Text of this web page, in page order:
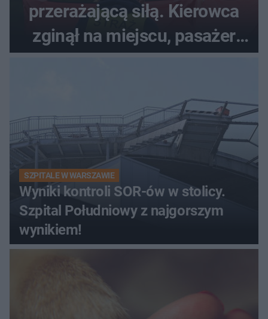
przerażającą siłą. Kierowca
zginął na miejscu, pasażer
SZPITALE W WARSZAWIE
Wyniki kontroli SOR-ów w stolicy.
Szpital Południowy z najgorszym
wynikiem!